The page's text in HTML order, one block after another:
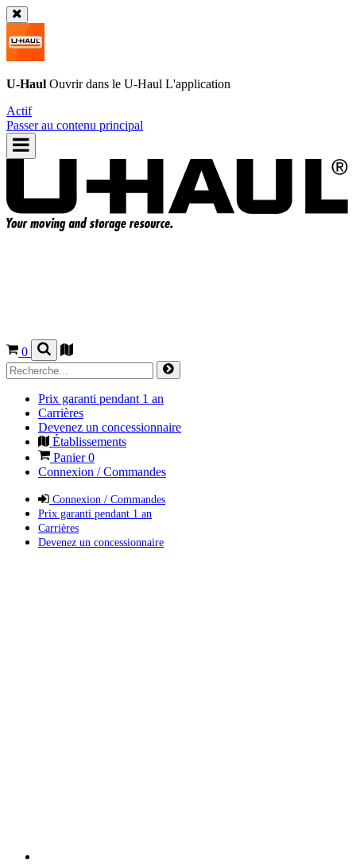
U-Haul Ouvrir dans le U-Haul L'application
Actif
Passer au contenu principal
0
Prix garanti pendant 1 an
Carrières
Devenez un concessionnaire
Établissements
Panier0
Connexion / Commandes
Connexion / Commandes
Prix garanti pendant 1 an
Carrières
Devenez un concessionnaire